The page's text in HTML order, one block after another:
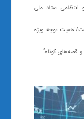
و انتظامی ستاد ملی
اهمیت توجه ویژه
قصه‌های کوتاه”